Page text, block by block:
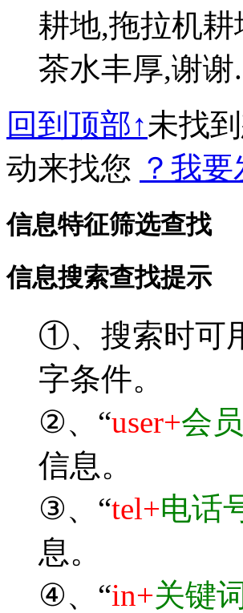
耕地,拖拉机耕
茶水丰厚,谢谢
回到顶部↑未找
动来找您 ？我
信息特征筛选查找
信息搜索查找提示
①、搜索时可
字条件。
②、“user+会
信息。
③、“tel+电话
息。
④、“in+关键词